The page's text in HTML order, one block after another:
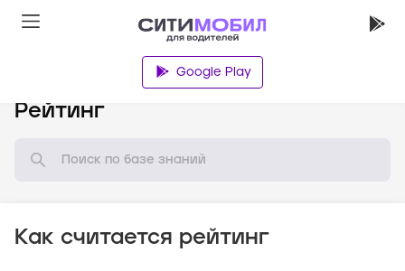
Google Play
Рейтинг
Как считается рейтинг